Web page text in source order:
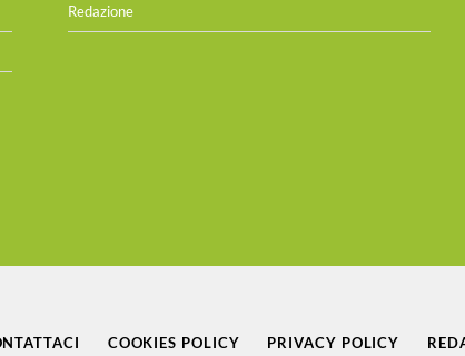
Redazione
COOKIES POLICY PRIVACY POLICY